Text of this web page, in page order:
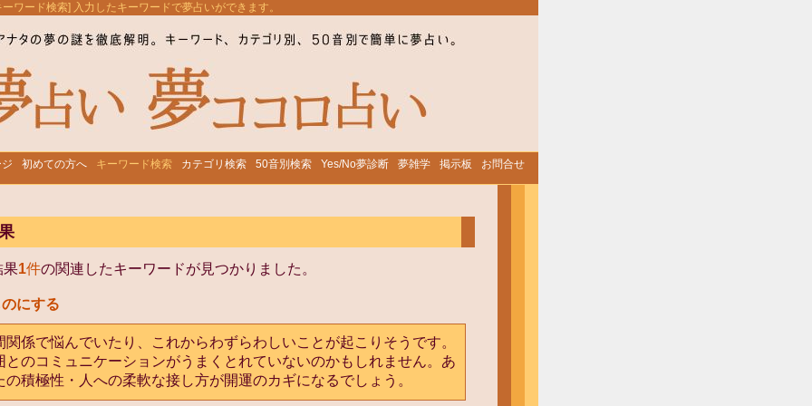
ワード検索] 入力したキーワードで夢占いができます。
お問合せ
掲示板
夢雑学
Yes/No夢診断
50音別検索
カテゴリ検索
キーワード検索
初めての方へ
果1件の関連したキーワードが見つかりました。
にする
関係で悩んでいたり、これからわずらわしいことが起こりそうです。
とのコミュニケーションがうまくとれていないのかもしれません。あ
の積極性・人への柔軟な接し方が開運のカギになるでしょう。